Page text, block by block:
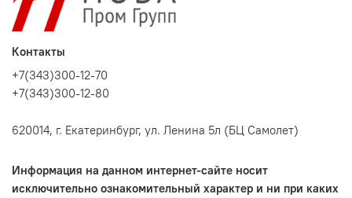
Контакты
+7(343)300-12-70
+7(343)300-12-80
620014, г. Екатеринбург, ул. Ленина 5л (БЦ Самолет)
Информация на данном интернет-сайте носит
исключительно ознакомительный характер и ни при каких